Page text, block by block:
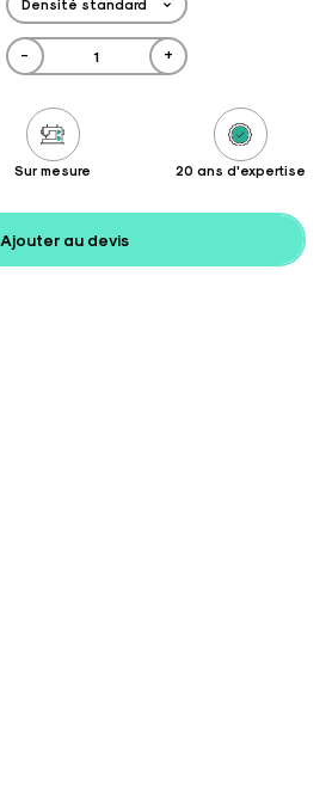
- +
Sur mesure 20 ans d'expertise
Ajouter au devis